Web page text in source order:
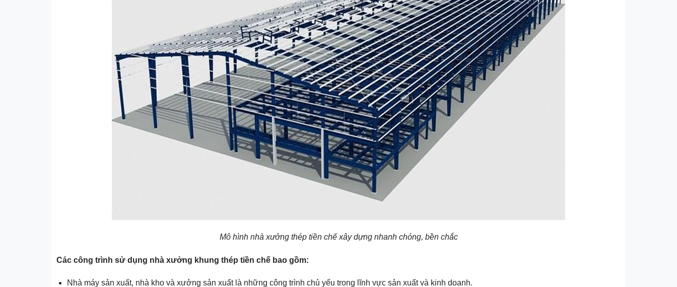
Mô hình nhà xưởng thép tiền chế xây dựng nhanh chóng, bền chắc
Các công trình sử dụng nhà xưởng khung thép tiền chế bao gồm:
Nhà máy sản xuất, nhà kho và xưởng sản xuất là những công trình chủ yếu trong lĩnh vực sản xuất và kinh doanh.